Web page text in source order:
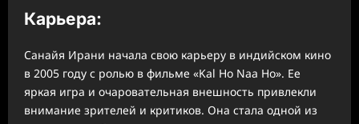
Карьера:
Санайя Ирани начала свою карьеру в индийском кино
в 2005 году с ролью в фильме «Kal Ho Naa Ho». Ее
яркая игра и очаровательная внешность привлекли
внимание зрителей и критиков. Она стала одной из